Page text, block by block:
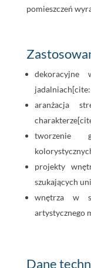
pomieszczeń
dekoracyjne
aranżacja
tworzenie
projekty
szukających
wnętrza w
artystycznego
Dane